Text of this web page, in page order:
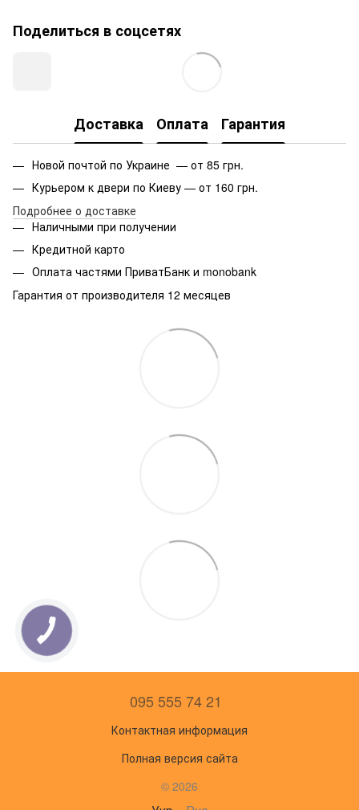
Поделиться в соцсетях
Доставка Оплата Гарантия
Новой почтой по Украине — от 85 грн.
Курьером к двери по Киеву — от 160 грн.
Подробнее о доставке
Наличными при получении
Кредитной карто
Оплата частями ПриватБанк и monobank
Гарантия от производителя 12 месяцев
095 555 74 21
Контактная информация
Полная версия сайта
© 2026